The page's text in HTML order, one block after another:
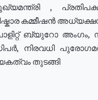
,
കമ്മീഷൻ
ബ്യുറോ അംഗം,
നിരവധി
തുടങ്ങി